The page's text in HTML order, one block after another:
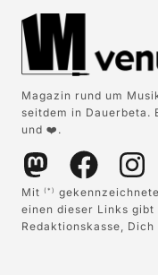
Magazin rund um
seitdem in Dauerbeta.
und ❤️.
Mit (*)
einen dieser Links
Redaktionskasse,